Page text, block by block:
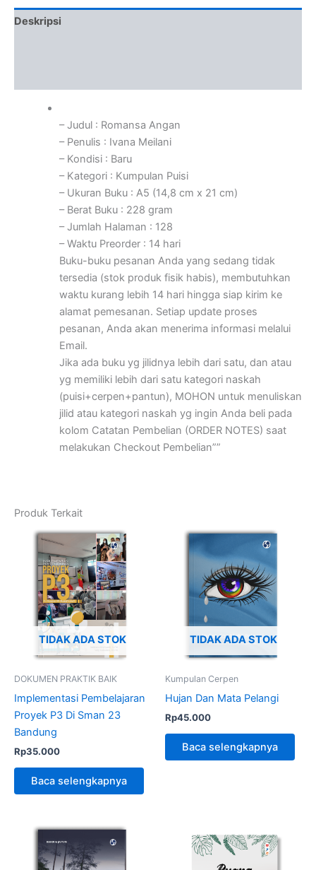
Deskripsi
– Judul : Romansa Angan
– Penulis : Ivana Meilani
– Kondisi : Baru
– Kategori : Kumpulan Puisi
– Ukuran Buku : A5 (14,8 cm x 21 cm)
– Berat Buku : 228 gram
– Jumlah Halaman : 128
– Waktu Preorder : 14 hari
Buku-buku pesanan Anda yang sedang tidak
tersedia (stok produk fisik habis), membutuhkan
waktu kurang lebih 14 hari hingga siap kirim ke
alamat pemesanan. Setiap update proses
pesanan, Anda akan menerima informasi melalui
Email.
Jika ada buku yg jilidnya lebih dari satu, dan atau
yg memiliki lebih dari satu kategori naskah
(puisi+cerpen+pantun), MOHON untuk menuliskan
jilid atau kategori naskah yg ingin Anda beli pada
kolom Catatan Pembelian (ORDER NOTES) saat
melakukan Checkout Pembelian””
Produk Terkait
TIDAK ADA STOK
DOKUMEN PRAKTIK BAIK
Implementasi Pembelajaran
Proyek P3 Di Sman 23
Bandung
Rp35.000
Baca selengkapnya
TIDAK ADA STOK
Kumpulan Cerpen
Hujan Dan Mata Pelangi
Rp45.000
Baca selengkapnya